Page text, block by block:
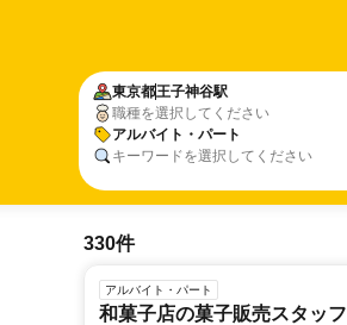
東京都王子神谷駅
職種を選択してください
アルバイト・パート
キーワードを選択してください
330件
アルバイト・パート
和菓子店の菓子販売スタッフ